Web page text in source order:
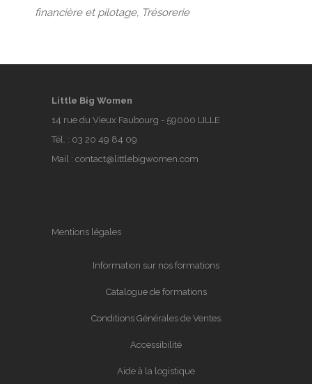
financière et pilotage, Trésorerie
Little Big Women
14 rue du Vieux Faubourg - 59000 LILLE
Tél. : 03 20 49 84 09
Mail : contact@littlebigwomen.com
Mentions légales
Information sur nos formations
Catalogue de formations
Conditions Générales de Ventes
Accessibilité
Aide à la logistique